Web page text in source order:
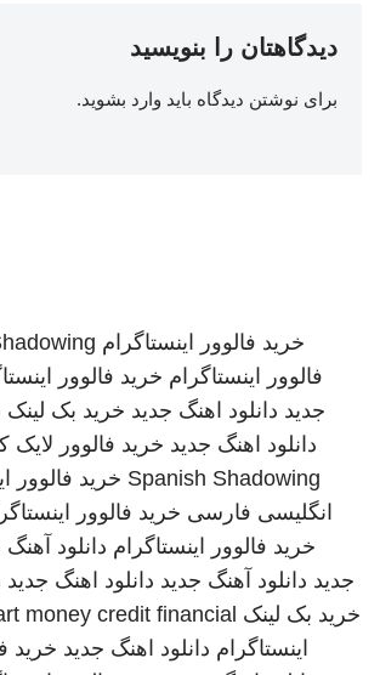
دیدگاهتان را بنویسید
برای نوشتن دیدگاه باید وارد بشوید.
خرید فالوور اینستاگرام
فالوور اینستاگرام خرید فالوور
جدید دانلود اهنگ جدید خرید بک لینک
دانلود اهنگ جدید خرید فالوور لایک
Spanish Shadowing خرید فالوور
انگلیسی فارسی خرید فالوور
خرید فالوور اینستاگرام دانلود
جدید دانلود آهنگ جدید دانلود اهنگ جدید
خرید بک لینک money credit financial
اینستاگرام دانلود اهنگ جدید خرید